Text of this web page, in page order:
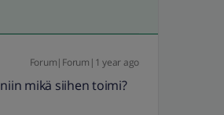
Forum|Forum|1 year ago
mikä siihen toimi?